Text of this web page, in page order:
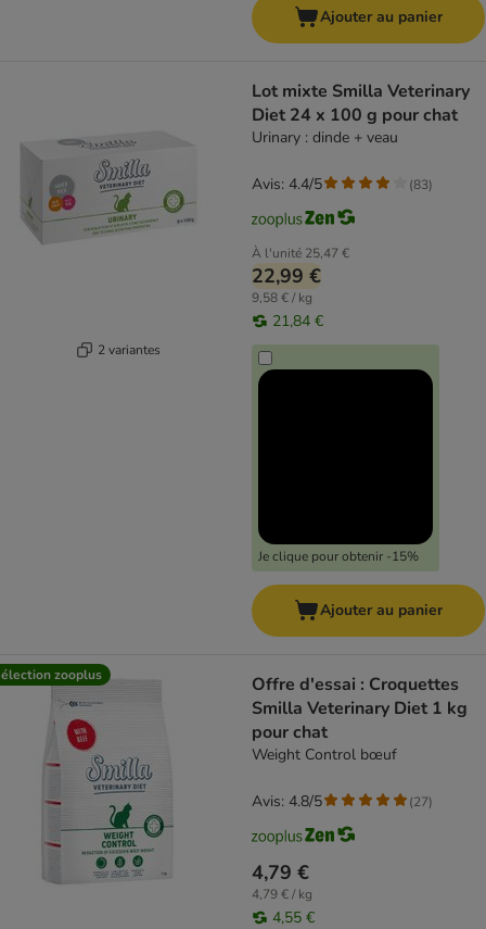
Ajouter au panier
2 variantes
Lot mixte Smilla Veterinary
Diet 24 x 100 g pour chat
Urinary : dinde + veau
À l'unité 25,47 €
22,99 €
9,58 € / kg
21,84 €
Je clique pour obtenir -15%
Avis: 4.4/5 (83)
Ajouter au panier
zooplus
Offre d'essai : Croquettes
Smilla Veterinary Diet 1 kg
pour chat
Weight Control bœuf
4,79 €
4,79 € / kg
4,55 €
Avis: 4.8/5 (27)